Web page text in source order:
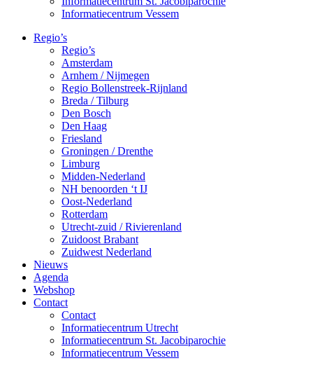
Informatiecentrum Vessem
Regio’s
Regio’s
Amsterdam
Arnhem / Nijmegen
Regio Bollenstreek-Rijnland
Breda / Tilburg
Den Bosch
Den Haag
Friesland
Groningen / Drenthe
Limburg
Midden-Nederland
NH benoorden ‘t IJ
Oost-Nederland
Rotterdam
Utrecht-zuid / Rivierenland
Zuidoost Brabant
Zuidwest Nederland
Nieuws
Agenda
Webshop
Contact
Contact
Informatiecentrum Utrecht
Informatiecentrum St. Jacobiparochie
Informatiecentrum Vessem